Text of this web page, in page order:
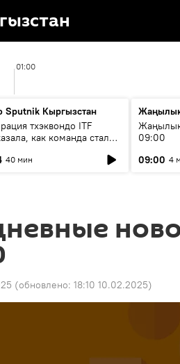
01:00
Sputnik Кыргызстан
тхэквондо ITF
как команда стала
40 мин
09:00
09:00 4
(обновлено: 18:10 10.02.2025)